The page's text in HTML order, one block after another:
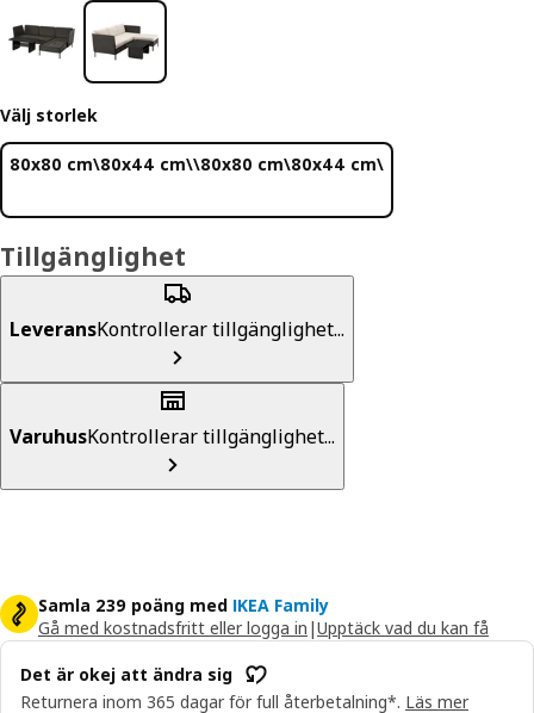
Välj storlek
80x80 cm\80x44 cm\\80x80 cm\80x44 cm\
Tillgänglighet
LeveransKontrollerar tillgänglighet...
VaruhusKontrollerar tillgänglighet...
Samla 239 poäng med IKEA Family
Gå med kostnadsfritt eller logga in |Upptäck vad du kan få
Det är okej att ändra sig
Returnera inom 365 dagar för full återbetalning*. Läs mer